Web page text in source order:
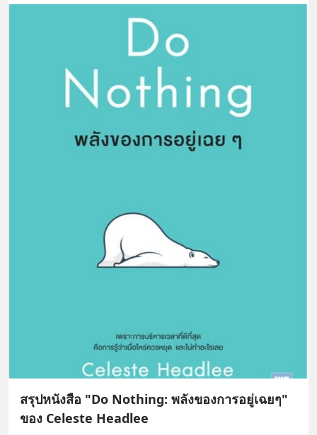
สรุปหนังสือ "Do Nothing: พลังของการอยู่เฉยๆ"
ของ Celeste Headlee